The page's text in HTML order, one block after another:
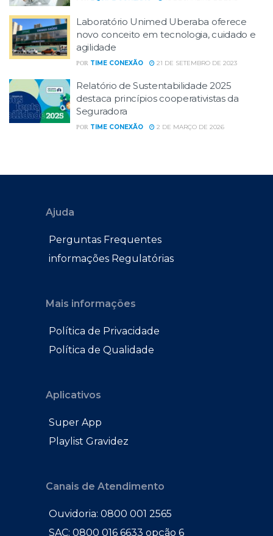
Laboratório Unimed Uberaba oferece
novo conceito em tecnologia, cuidado e
agilidade
POR TIME CONEXÃO 21 DE SETEMBRO DE 2023
Relatório de Sustentabilidade 2025
destaca princípios cooperativistas da
Seguradora
POR TIME CONEXÃO 2 DE MARÇO DE 2026
Ajuda
Perguntas Frequentes
informações Regulatórias
Mais informações
Política de Privacidade
Política de Qualidade
Aplicativos
Super App
Playlist Gravidez
Canais de Atendimento
Ouvidoria: 0800 001 2565
SAC: 0800 016 6633 opção 6